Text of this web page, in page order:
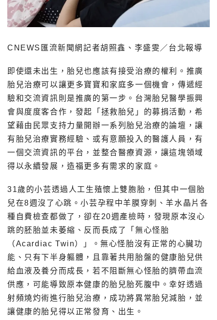
CNEWS匯流新聞網記者胡照鑫、李盛雯／台北報導
即使還未出生，胎兒也應該有接受治療的權利。推廣
胎兒治療可以讓更多寶寶和家庭多一個機會，傳遞經
驗和交流資訊則是推廣的第一步。台灣胎兒醫學振興
會與度度客合作，發起「拯救胎兒」的募捐活動，希
望藉由民眾支持力量開辦一系列胎兒治療的論壇，讓
有胎兒治療實務經驗、或有意願投入的醫護人員，有
一個交流資訊的平台，並整合醫療資源，讓這塊領域
得以永續發展，造福更多有需求的家庭。
31歲的小芸透過人工生殖懷上雙胞胎，但其中一個胎
兒在8週沒了心跳。小芸孕程中羊膜穿刺、羊水晶片各
種自費檢查都做了，卻在20週產檢時，發現原本沒心
跳的胚胎並未萎縮、反而長成了「無心怪胎
（Acardiac Twin）」。無心怪胎沒有正常的心臟功
能、只有下半身軀體，且靠著共用胎盤的健康胎兒供
給血液及養分而成長，若不阻斷無心怪胎的臍帶血流
供應，可能導致原本健康的胎兒胎死腹中。幸好透過
射頻燒灼術進行胎兒治療，成功將異常胎兒減胎，並
讓健康的胎兒得以正常發育、出生。